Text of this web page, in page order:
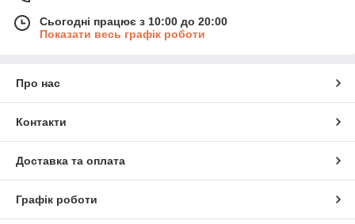
Сьогодні працює з 10:00 до 20:00
Показати весь графік роботи
Про нас
Контакти
Доставка та оплата
Графік роботи